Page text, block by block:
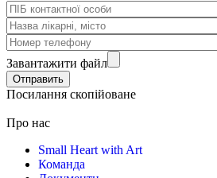
Завантажити файл
Посилання скопійоване
Про нас
Small Heart with Art
Команда